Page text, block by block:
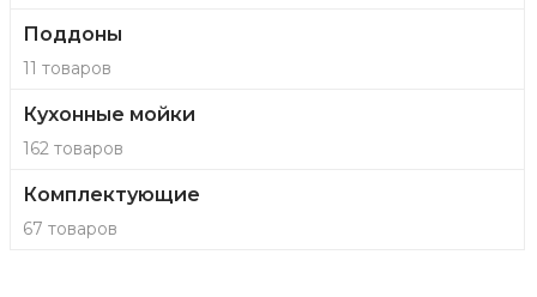
Поддоны
11 товаров
Кухонные мойки
162 товаров
Комплектующие
67 товаров